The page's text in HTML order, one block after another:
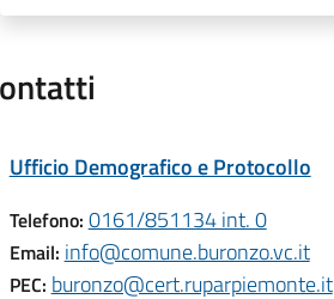
Ufficio Demografico e Protocollo
Telefono: 0161/851134 int. 0
Email: info@comune.buronzo.vc.it
PEC: buronzo@cert.ruparpiemonte.it